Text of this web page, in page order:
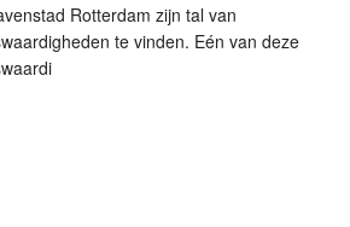
Rotterdam zijn tal van
te vinden. Eén van deze